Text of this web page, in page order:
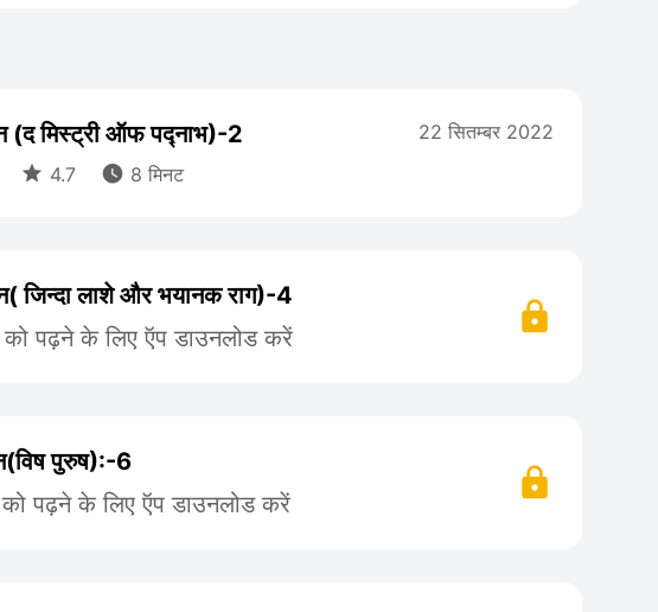
(द मिस्ट्री ऑफ पद्नाभ)-2
 4.7  8 मिनट
22 सितम्बर 2022
जिन्दा लाशे और भयानक राग)-4
को पढ़ने के लिए ऍप डाउनलोड करें
पुरुष):-6
पढ़ने के लिए ऍप डाउनलोड करें